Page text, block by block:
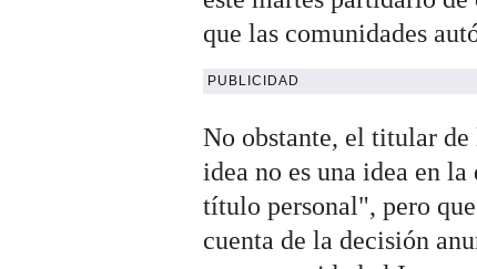
que las comunidades
PUBLICIDAD
No obstante, el titular de
idea no es una idea en
título personal", pero
cuenta de la decisión